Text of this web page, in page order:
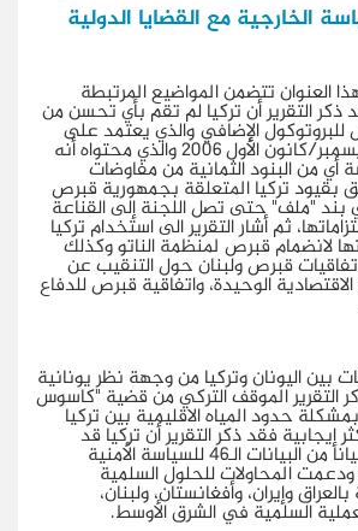
الخارجية مع القضايا الدولية
العنوان تتضمن المواضيع المرتبطة
ذكر التقرير أن تركيا لم تقم بأي تحسن من
للبروتوكول الإضافي والذي يعتمد على
قرار المجلس في ديسمبر/كانون الأول 2006 والذي محتواه أنه
أي من البنود الثمانية من مفاوضات
بقيود تركيا المتعلقة بجمهورية قبرص
بند "ملف" حتى تصل اللجنة إلى القناعة
ثم أشار التقرير الى استخدام تركيا
لانضمام قبرص لمنظمة الناتو وكذلك
قبرص ولبنان حول التنقيب عن
الوحيدة، واتفاقية قبرص للدفاع
بين اليونان وتركيا من وجهة نظر يونانية
التقرير الموقف التركي من قضية "كاسوس
حدود المياه الاقليمية بين تركيا
إيجابية فقد ذكر التقرير أن تركيا قد
ألزمت نفسها بـ45 بيانا من البيانات الـ46 للسياسة الأمنية
ودعمت المحاولات للحلول السلمية
وإيران، وأفغانستان، ولبنان،
السلمية في الشرق الأوسط.